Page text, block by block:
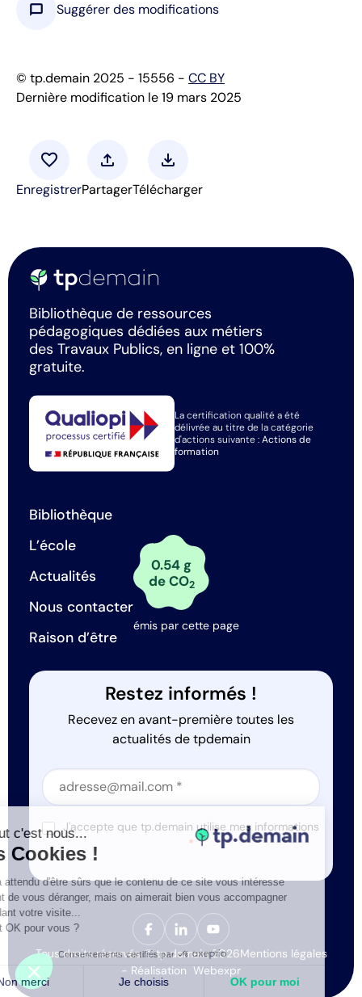
chat_bubble Suggérer des modifications
© tp.demain 2025 - 15556 - CC BY
Dernière modification le 19 mars 2025
favorite
Enregistrer
upload
Partager
download
Télécharger
Bibliothèque de ressources
pédagogiques dédiées aux métiers
des Travaux Publics, en ligne et 100%
gratuite.
La certification qualité a été
délivrée au titre de la catégorie
d'actions suivante :Actions de
formation
Bibliothèque
L’école
Actualités
Nous contacter
Raison d’être
0.54 g
de CO2
émis par cette page
Restez informés !
Recevez en avant-première toutes les
actualités de tpdemain
Section
Section
J'accepte que tp.demain utilise mes informations
*
Tous droits réservés © tp.demain 2026Mentions légales
- Réalisation Webexpr
Salut c'est nous...
les Cookies !
On a attendu d'être sûrs que le contenu de ce site vous intéresse
avant de vous déranger, mais on aimerait bien vous accompagner
pendant votre visite...
C'est OK pour vous ?
Consentements certifiés par
Non merci Je choisis OK pour moi